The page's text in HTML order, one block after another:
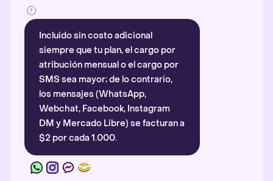
Incluido sin costo adicional
siempre que tu plan, el cargo por
atribución mensual o el cargo por
SMS sea mayor; de lo contrario,
los mensajes (WhatsApp,
Webchat, Facebook, Instagram
DM y Mercado Libre) se facturan a
$2 por cada 1.000.